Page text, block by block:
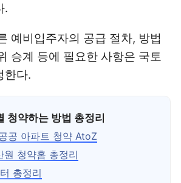
.
비입주자의 공급 절차, 방법
승계 등에 필요한 사항은 국토
한다.
청약하는 방법 총정리
공 아파트 청약 AtoZ
원 청약홈 총정리
총정리